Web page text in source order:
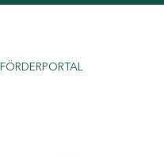
FÖRDERPORTAL